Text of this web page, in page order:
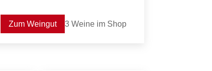
Zum Weingut 3 Weine im Shop